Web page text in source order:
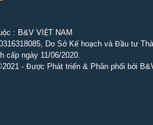
: B&V VIỆT NAM
, Do Sở Kế hoạch và Đầu tư
cấp ngày 11/06/2020.
- Được Phát triển & Phân phối bởi